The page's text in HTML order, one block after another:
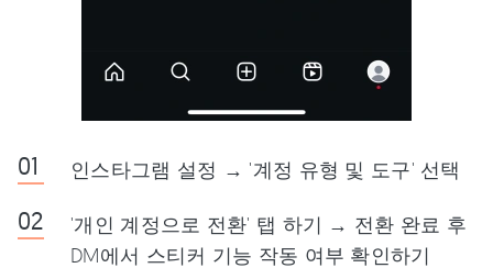
인스타그램 설정 → '계정 유형 및 도구' 선택
'개인 계정으로 전환' 탭 하기 → 전환 완료 후
DM에서 스티커 기능 작동 여부 확인하기